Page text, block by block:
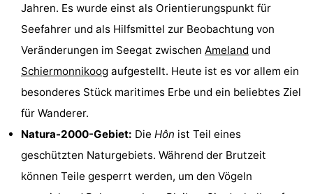
Forum
Inselhüpfen
Jahren. Es wurde einst als Orientierungspunkt für
Seefahrer und als Hilfsmittel zur Beobachtung von
Veränderungen im Seegat zwischen Ameland und
Schiermonnikoog aufgestellt. Heute ist es vor allem ein
besonderes Stück maritimes Erbe und ein beliebtes Ziel
für Wanderer.
Natura-2000-Gebiet: Die Hôn ist Teil eines
geschützten Naturgebiets. Während der Brutzeit
können Teile gesperrt werden, um den Vögeln